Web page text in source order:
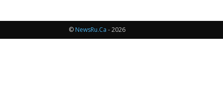
© NewsRu.Ca - 2026